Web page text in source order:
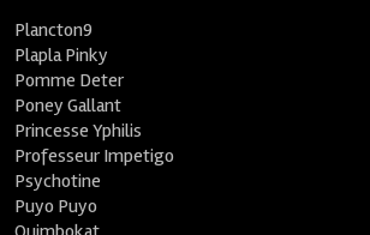
Plancton9
Plapla Pinky
Pomme Deter
Poney Gallant
Princesse Yphilis
Professeur Impetigo
Psychotine
Puyo Puyo